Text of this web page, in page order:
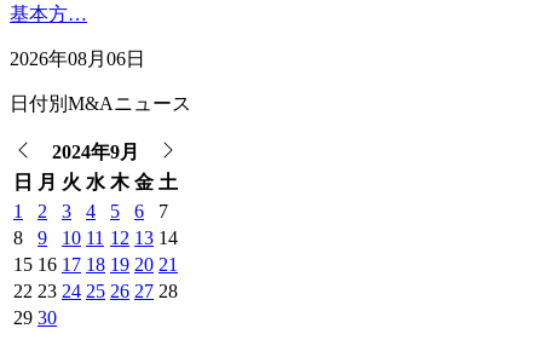
基本方…
2026年08月06日
日付別M&Aニュース
2024年9月
日
月 火 水 木 金 土
1
2 3 4 5 6
7
8
9 10 11 12 13 14
15 16 17 18 19 20 21
22 23 24 25 26 27 28
29 30